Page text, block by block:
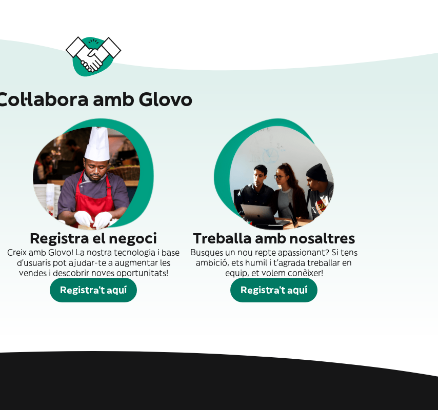
amb Glovo
Registra el negoci
Creix amb Glovo! La nostra tecnologia i base
d'usuaris pot ajudar-te a augmentar les
vendes i descobrir noves oportunitats!
Registra't aquí
Treballa amb nosaltres
Busques un nou repte apassionant? Si tens
ambició, ets humil i t'agrada treballar en
equip, et volem conèixer!
Registra't aquí